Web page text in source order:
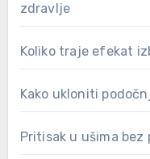
zdravlje
Koliko traje efekat
Kako ukloniti
Pritisak u ušima